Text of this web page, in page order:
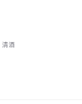
清酒